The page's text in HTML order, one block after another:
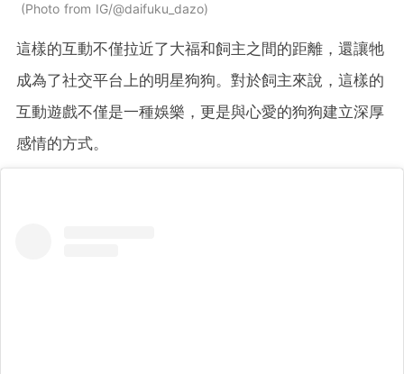
Photo from IG/@daifuku_dazo
這樣的互動不僅拉近了大福和飼主之間的距離，還讓牠
成為了社交平台上的明星狗狗。對於飼主來說，這樣的
互動遊戲不僅是一種娛樂，更是與心愛的狗狗建立深厚
感情的方式。